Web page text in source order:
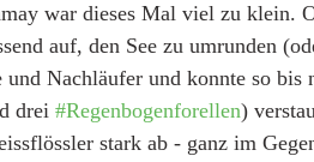
war dieses Mal viel zu klein.
auf, den See zu umrunden
Nachläufer und konnte so bis
drei #Regenbogenforellen)
stark ab - ganz im